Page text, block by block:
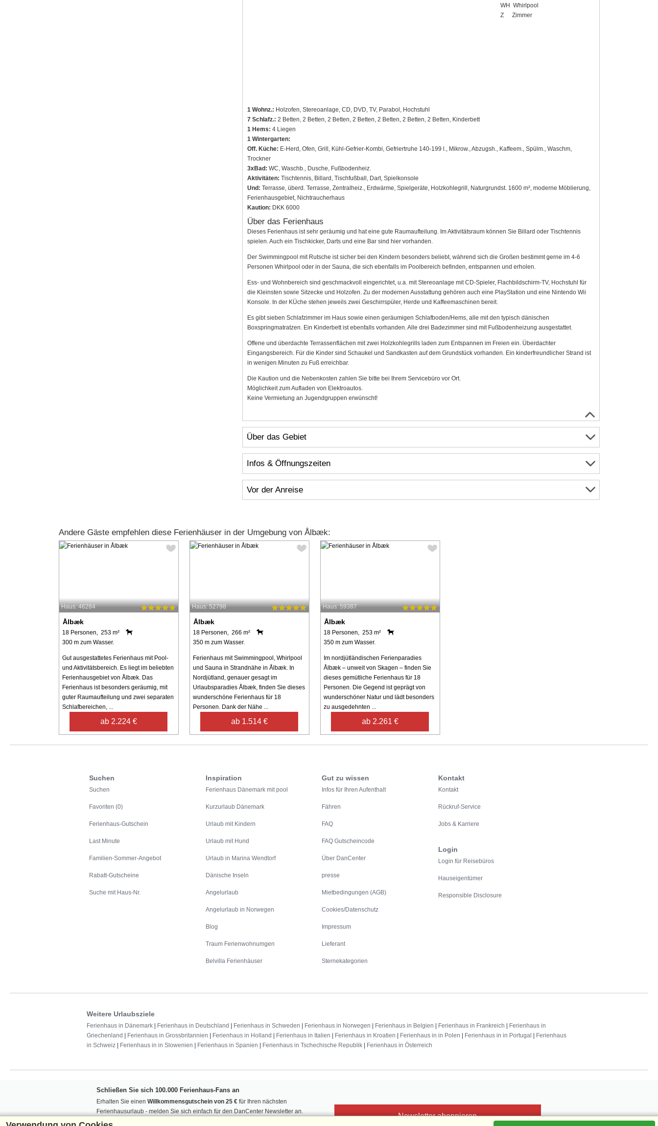
WH Whirlpool
Z
Zimmer
1 Wohnz.: Holzofen, Stereoanlage, CD, DVD, TV, Parabol, Hochstuhl
7 Schlafz.: 2 Betten, 2 Betten, 2 Betten, 2 Betten, 2 Betten, 2 Betten, 2 Betten, Kinderbett
1 Hems: 4 Liegen
1 Wintergarten:
Off. Küche: E-Herd, Ofen, Grill, Kühl-Gefrier-Kombi, Gefriertruhe 140-199 l., Mikrow., Abzugsh., Kaffeem., Spülm., Waschm,
Trockner
3xBad: WC, Waschb., Dusche, Fußbodenheiz.
Aktivitäten: Tischtennis, Billard, Tischfußball, Dart, Spielkonsole
Und: Terrasse, überd. Terrasse, Zentralheiz., Erdwärme, Spielgeräte, Holzkohlegrill, Naturgrundst. 1600 m², moderne Möblierung,
Ferienhausgebiet, Nichtraucherhaus
Kaution: DKK 6000
Über das Ferienhaus
Dieses Ferienhaus ist sehr geräumig und hat eine gute Raumaufteilung. Im Aktivitätsraum können Sie Billard oder Tischtennis
spielen. Auch ein Tischkicker, Darts und eine Bar sind hier vorhanden.
Der Swimmingpool mit Rutsche ist sicher bei den Kindern besonders beliebt, während sich die Großen bestimmt gerne im 4-6
Personen Whirlpool oder in der Sauna, die sich ebenfalls im Poolbereich befinden, entspannen und erholen.
Ess- und Wohnbereich sind geschmackvoll eingerichtet, u.a. mit Stereoanlage mit CD-Spieler, Flachbildschirm-TV, Hochstuhl für
die Kleinsten sowie Sitzecke und Holzofen. Zu der modernen Ausstattung gehören auch eine PlayStation und eine Nintendo Wii
Konsole. In der KÜche stehen jeweils zwei Geschirrspüler, Herde und Kaffeemaschinen bereit.
Es gibt sieben Schlafzimmer im Haus sowie einen geräumigen Schlafboden/Hems, alle mit den typisch dänischen
Boxspringmatratzen. Ein Kinderbett ist ebenfalls vorhanden. Alle drei Badezimmer sind mit Fußbodenheizung ausgestattet.
Offene und überdachte Terrassenflächen mit zwei Holzkohlegrills laden zum Entspannen im Freien ein. Überdachter
Eingangsbereich. Für die Kinder sind Schaukel und Sandkasten auf dem Grundstück vorhanden. Ein kinderfreundlicher Strand ist
in wenigen Minuten zu Fuß erreichbar.
Die Kaution und die Nebenkosten zahlen Sie bitte bei Ihrem Servicebüro vor Ort.
Möglichkeit zum Aufladen von Elektroautos.
Keine Vermietung an Jugendgruppen erwünscht!
Über das Gebiet
Infos & Öffnungszeiten
Vor der Anreise
Andere Gäste empfehlen diese Ferienhäuser in der Umgebung von Ålbæk:
Haus: 46284
Ålbæk
18 Personen, 253 m²
300 m zum Wasser.
Gut ausgestattetes Ferienhaus mit Pool-
und Aktivitätsbereich. Es liegt im beliebten
Ferienhausgebiet von Ålbæk. Das
Ferienhaus ist besonders geräumig, mit
guter Raumaufteilung und zwei separaten
Schlafbereichen, ...
ab 2.224 €
Haus: 52798
Ålbæk
18 Personen, 266 m²
350 m zum Wasser.
Ferienhaus mit Swimmingpool, Whirlpool
und Sauna in Strandnähe in Ålbæk. In
Nordjütland, genauer gesagt im
Urlaubsparadies Ålbæk, finden Sie dieses
wunderschöne Ferienhaus für 18
Personen. Dank der Nähe ...
ab 1.514 €
Haus: 59387
Ålbæk
18 Personen, 253 m²
350 m zum Wasser.
Im nordjütländischen Ferienparadies
Ålbæk – unweit von Skagen – finden Sie
dieses gemütliche Ferienhaus für 18
Personen. Die Gegend ist geprägt von
wunderschöner Natur und lädt besonders
zu ausgedehnten ...
ab 2.261 €
Suchen
Suchen
Favoriten (0)
Ferienhaus-Gutschein
Last Minute
Familien-Sommer-Angebot
Rabatt-Gutscheine
Suche mit Haus-Nr.
Inspiration
Ferienhaus Dänemark mit pool
Kurzurlaub Dänemark
Urlaub mit Kindern
Urlaub mit Hund
Urlaub in Marina Wendtorf
Dänische Inseln
Angelurlaub
Angelurlaub in Norwegen
Blog
Traum Ferienwohnumgen
Belvilla Ferienhäuser
Gut zu wissen
Infos für Ihren Aufenthalt
Fähren
FAQ
FAQ Gutscheincode
Über DanCenter
presse
Mietbedingungen (AGB)
Cookies/Datenschutz
Impressum
Lieferant
Sternekategorien
Kontakt
Kontakt
Rückruf-Service
Jobs & Karriere
Login
Login für Reisebüros
Hauseigentümer
Responsible Disclosure
Weitere Urlaubsziele
Ferienhaus in Dänemark Ferienhaus in Deutschland Ferienhaus in Schweden Ferienhaus in Norwegen Ferienhaus in Belgien Ferienhaus in Frankreich
Ferienhaus in
Griechenland
Ferienhaus in Grossbritannien Ferienhaus in Holland Ferienhaus in Italien Ferienhaus in Kroatien Ferienhaus in in Polen Ferienhaus in in Portugal
Ferienhaus
in Schweiz
Ferienhaus in in Slowenien Ferienhaus in Spanien Ferienhaus in Tschechische Republik Ferienhaus in Österreich
Schließen Sie sich 100.000 Ferienhaus-Fans an
Erhalten Sie einen Willkommensgutschein von 25 € für Ihren nächsten
Ferienhausurlaub - melden Sie sich einfach für den DanCenter Newsletter an.
Verpassen Sie nie wieder exklusive Angebote, Gewinnspiele und Urlaubstipps!
Newsletter abonnieren